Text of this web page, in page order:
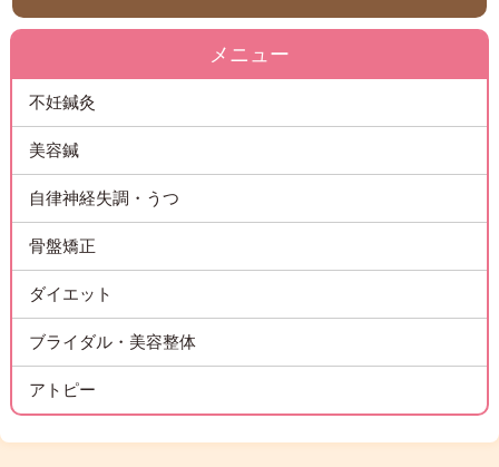
メニュー
不妊鍼灸
美容鍼
自律神経失調・うつ
骨盤矯正
ダイエット
ブライダル・美容整体
アトピー